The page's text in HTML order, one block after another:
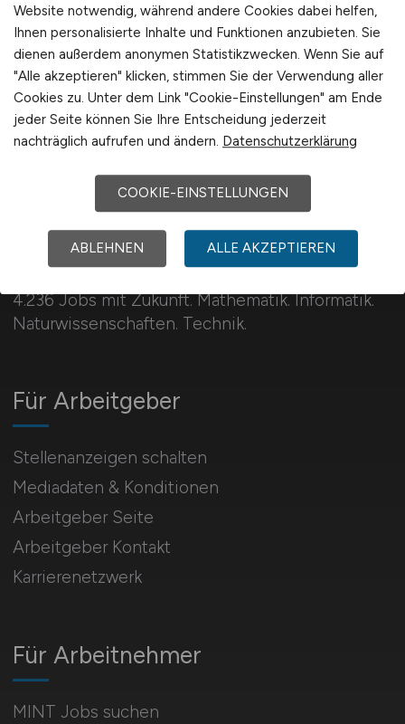
Europa
International
MINT.JOBS
4.236 Jobs mit Zukunft. Mathematik. Informatik.
Naturwissenschaften. Technik.
Für Arbeitnehmer
MINT Jobs suchen
Für Arbeitgeber
Stellenanzeigen schalten
Mediadaten & Konditionen
Arbeitgeber Seite
Arbeitgeber Kontakt
Karrierenetzwerk
Website notwendig, während andere Cookies dabei helfen,
Ihnen personalisierte Inhalte und Funktionen anzubieten. Sie
dienen außerdem anonymen Statistikzwecken. Wenn Sie auf
"Alle akzeptieren" klicken, stimmen Sie der Verwendung aller
Cookies zu. Unter dem Link "Cookie-Einstellungen" am Ende
jeder Seite können Sie Ihre Entscheidung jederzeit
nachträglich aufrufen und ändern. Datenschutzerklärung
COOKIE-EINSTELLUNGEN
ABLEHNEN ALLE AKZEPTIEREN